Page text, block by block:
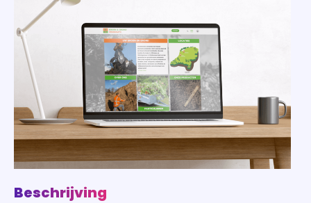
Beschrijving